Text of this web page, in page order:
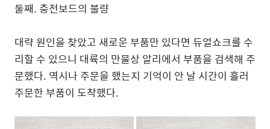
둘째. 충전보드의 불량
대략 원인을 찾았고 새로운 부품만 있다면 듀얼쇼크를 수
리할 수 있으니 대륙의 만물상 알리에서 부품을 검색해 주
문했다. 역시나 주문을 했는지 기억이 안 날 시간이 흘러
주문한 부품이 도착했다.